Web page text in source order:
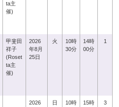
ta主
催)
甲斐田
祥子
(Roset
ta主
催)
2026
年8月
25日
火
10時
30分
14時
00分
1
2026
日
10時
15時
3